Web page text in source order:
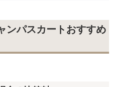
ンパスカートおすすめ